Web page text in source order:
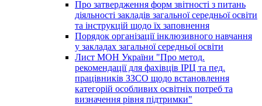
Про затвердження форм звітності з питань
діяльності закладів загальної середньої освіти
та інструкцій щодо їх заповнення
Порядок організації інклюзивного навчання
у закладах загальної середньої освіти
Лист МОН України "Про метод.
рекомендації для фахівців ІРЦ та пед.
працівників ЗЗСО щодо встановлення
категорій особливих освітніх потреб та
визначення рівня підтримки"